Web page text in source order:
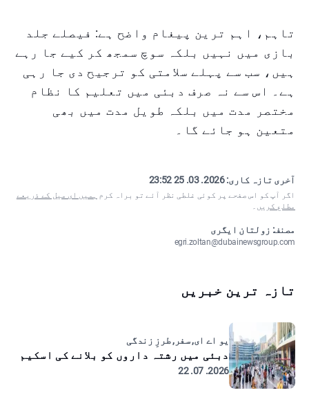
تاہم، اہم ترین پیغام واضح ہے: فیصلے جلد
بازی میں نہیں بلکہ سوچ سمجھ کر کیے جا رہے
ہیں، سب سے پہلے سلامتی کو ترجیح دی جا رہی
ہے۔ اس سے نہ صرف دبئی میں تعلیم کا نظام
مختصر مدت میں بلکہ طویل مدت میں بھی
متعین ہو جائے گا۔
آخری تازہ کاری:2026. 03. 25 23:52
اگر آپ کو اس صفحے پر کوئی غلطی نظر آئے تو براہ کرم ہمیں ای میل کے ذریعے
مطلع کریں ۔
مصنف: زولتان ایگری
egri.zoltan@dubainewsgroup.com
تازہ ترین خبریں
یو اے ای, سفر, طرزِ زندگی
دبئی میں رشتہ داروں کو بلانے کی اسکیم
2026. 07. 22